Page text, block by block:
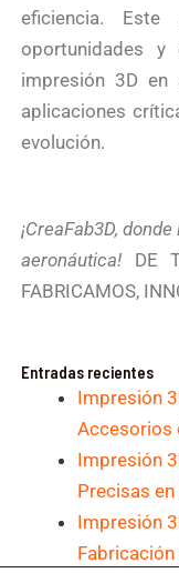
eficiencia. Este
oportunidades
impresión 3D en
aplicaciones
evolución.
¡CreaFab3D,
aeronáutica! DE
FABRICAMOS,
Entradas recientes
Impresión
Accesorios
Impresión
Precisas
Impresión